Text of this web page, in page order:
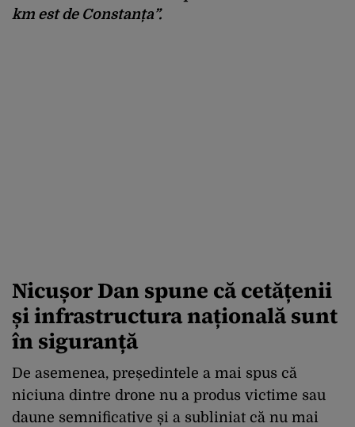
km est de Constanța”.
Nicușor Dan spune că cetățenii
și infrastructura națională sunt
în siguranță
De asemenea, președintele a mai spus că
niciuna dintre drone nu a produs victime sau
daune semnificative și a subliniat că nu mai